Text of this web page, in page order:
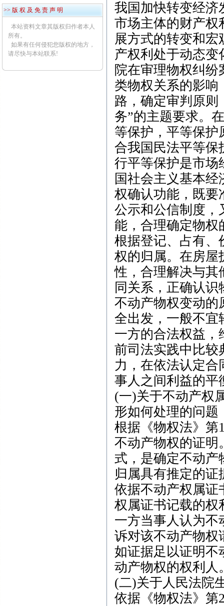
>> 版 权 及 免 责 声 明
本站资料文章其版权归作者本人
所有。
如果有任何侵犯您版权的地方，
请尽快与本站联系!
我国加快转变经济
市场主体的财产权
展方式的转变和
产权利处于动态
院在审理物权纠
类物权关系的影响
路，确定审判原则
务”的主题要求。
等保护，平等保护
合我国民法平等保
行平等保护是市场
国社会主义基本
权确认功能，既要
公示和公信制度，
能，合理确定物权
根据登记、占有、
权的归属。在房屋
性，合理解决与其
同关系，正确认
不动产物权变动的
全出发，一般不宜
一方的合法权益，
前司法实践中比较
力，在依法认定
事人之间利益的平
(一)关于不动产权
形如何处理的问题
根据《物权法》第
不动产物权的证明
式，是确定不动产
归属具有推定的
依据不动产权属证
权属证书记载的权
一方当事人认为不
诉对该不动产物权
如证据足以证明不
动产物权的权利人
(二)关于人民法院
依据《物权法》第